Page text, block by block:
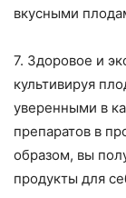
вкусными
7. Здоровое и
культивируя
уверенными в
препаратов в
образом, вы
продукты для